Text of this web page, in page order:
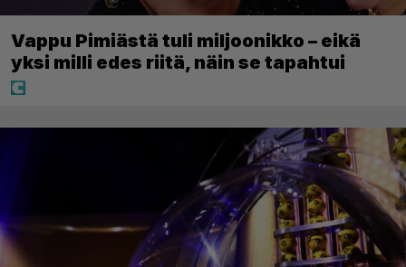
Vappu Pimiästä tuli miljoonikko – eikä
yksi milli edes riitä, näin se tapahtui